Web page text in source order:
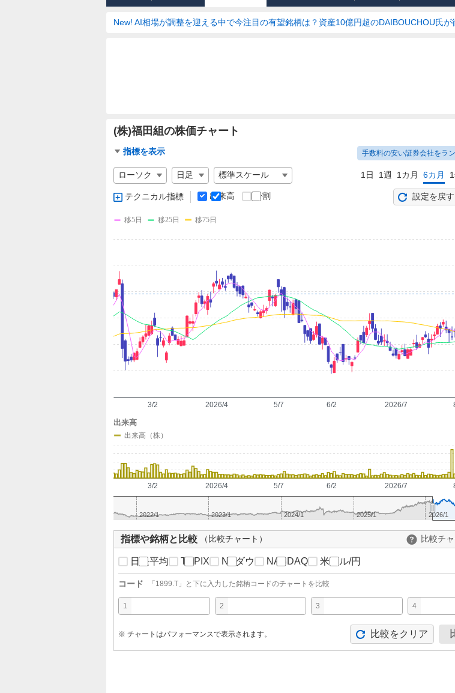
New! AI相場が調整を迎える中で今注目の有望銘柄は？資産10億円超のDAIBOUCHOU氏が
(株)福田組の株価チャート
チ
ャ
ー
ト
指
標
手数料の安い証券会社をラ
指標を表示
チ
ャ
ー
の
定
1日 1週 1カ月 6カ月
テクニカル指標 出来高 分割 設定を戻す
2026/4 2026/7
3/2 5/7 6/2
移5日 移25日 移75日
2026/4 2026/7
3/2 5/7 6/2
出来高
出来高（株）
2023/1 2025/1
2022/1 2024/1 2026/1
指標や銘柄と比較 （比較チャート） 比較チ
日経平均 TOPIX NYダウ NASDAQ 米ドル/円
コード 「 1899.T 」と下に入力した銘柄コードのチャートを比較
1 2 3 4
※ チャートはパフォーマンスで表示されます。 比較をクリア